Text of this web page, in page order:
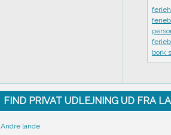
bork
FIND PRIVAT UDLEJNING UD FRA
Andre lande